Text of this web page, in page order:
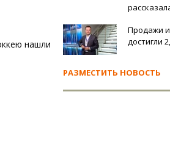
нашли
Продажи
достигли
РАЗМЕСТИТЬ НОВОСТЬ